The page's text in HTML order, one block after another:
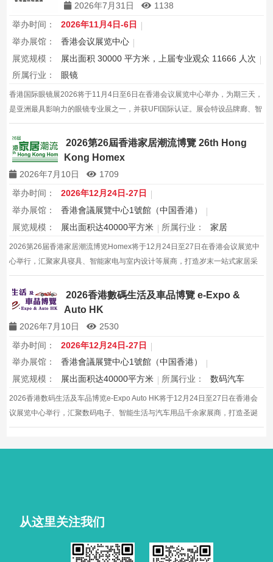
2026年7月31日
1138
举办时间：
2026年11月4日-6日
举办展馆：
香港会议展览中心
展览规模：
展出面积 30000 平方米，上届专业观众 11666 人次
所属行业：
眼镜
香港国际眼镜展2026将于11月4日至6日在香港会议展览中心举办，为期三天，
是亚洲最具影响力的眼镜专业展之一，并获UFI国际认证。展会特设品牌廊、智
能眼镜专区与多国展馆，汇聚全球视光产品供应商，并配套眼镜汇演与行业论
坛，为展商与买家创造高效的跨境商贸与合作机…
2026第26屆香港家居潮流博覽 26th Hong
Kong Homex
2026年7月10日
1709
举办时间：
2026年12月24日-27日
举办展馆：
香港會議展覽中心1號館（中国香港）
展览规模：
展出面积达40000平方米 所属行业： 家居
2026第26届香港家居潮流博览Homex将于12月24日至27日在香港会议展览中
心举行，汇聚家具寝具、智能家电与室内设计等展商，打造岁末一站式家居采
购与灵感盛会，欢迎本地家庭与海内外买家入场挑选心仪家居好物，共度温馨
节日购物季，感受设计之美。2026香港數碼生活及車品博覽 e-Expo &
Auto HK
2026年7月10日
2530
举办时间：
2026年12月24日-27日
举办展馆：
香港會議展覽中心1號館（中国香港）
展览规模：
展出面积达40000平方米 所属行业： 数码汽车
2026香港数码生活及车品博览e-Expo Auto HK将于12月24日至27日在香港会
议展览中心举行，汇聚数码电子、智能生活与汽车用品千余家展商，打造圣诞
黄金档科技车品一站式采购盛会，欢迎观众与买家到场体验交流，共赴年度科
从这里关注我们